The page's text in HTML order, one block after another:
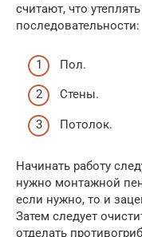
считают, что
последовательности:
Пол.
Стены.
Потолок.
Начинать работу
нужно монтажной
если нужно, то и
Затем следует
отделать